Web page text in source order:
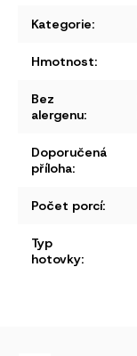
Kategorie:
Hmotnost:
Bez
alergenu:
Doporučená
příloha:
Počet porcí:
Typ
hotovky: